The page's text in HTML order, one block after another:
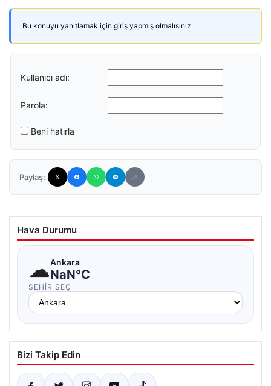
Bu konuyu yanıtlamak için giriş yapmış olmalısınız.
Kullanıcı adı:
Parola:
Beni hatırla
Paylaş:
Hava Durumu
☁Ankara
NaN°C
ŞEHIR SEÇ
Bizi Takip Edin